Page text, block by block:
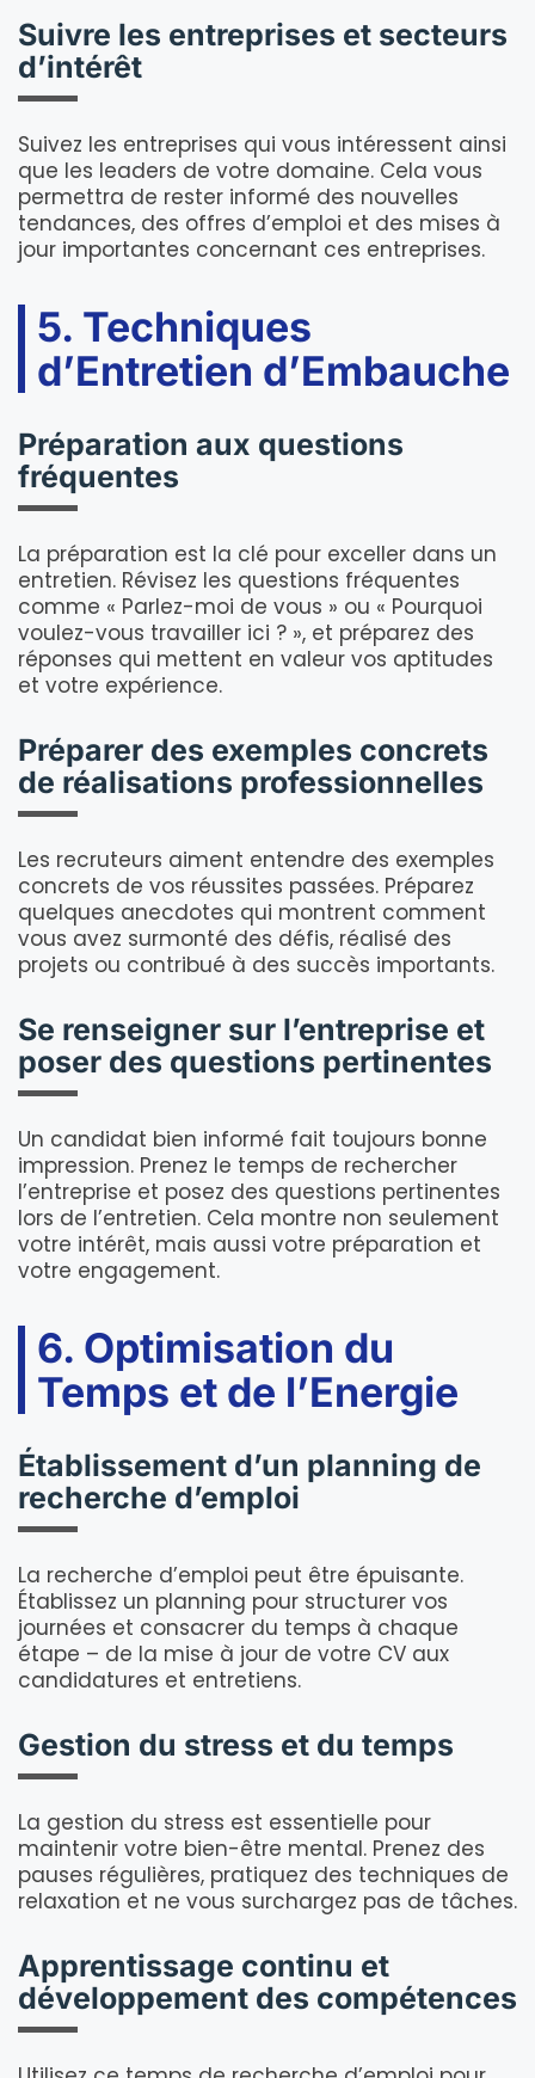
Suivre les entreprises et secteurs
d’intérêt
Suivez les entreprises qui vous intéressent ainsi
que les leaders de votre domaine. Cela vous
permettra de rester informé des nouvelles
tendances, des offres d’emploi et des mises à
jour importantes concernant ces entreprises.
5. Techniques
d’Entretien d’Embauche
Préparation aux questions
fréquentes
La préparation est la clé pour exceller dans un
entretien. Révisez les questions fréquentes
comme « Parlez-moi de vous » ou « Pourquoi
voulez-vous travailler ici ? », et préparez des
réponses qui mettent en valeur vos aptitudes
et votre expérience.
Préparer des exemples concrets
de réalisations professionnelles
Les recruteurs aiment entendre des exemples
concrets de vos réussites passées. Préparez
quelques anecdotes qui montrent comment
vous avez surmonté des défis, réalisé des
projets ou contribué à des succès importants.
Se renseigner sur l’entreprise et
poser des questions pertinentes
Un candidat bien informé fait toujours bonne
impression. Prenez le temps de rechercher
l’entreprise et posez des questions pertinentes
lors de l’entretien. Cela montre non seulement
votre intérêt, mais aussi votre préparation et
votre engagement.
6. Optimisation du
Temps et de l’Energie
Établissement d’un planning de
recherche d’emploi
La recherche d’emploi peut être épuisante.
Établissez un planning pour structurer vos
journées et consacrer du temps à chaque
étape – de la mise à jour de votre CV aux
candidatures et entretiens.
Gestion du stress et du temps
La gestion du stress est essentielle pour
maintenir votre bien-être mental. Prenez des
pauses régulières, pratiquez des techniques de
relaxation et ne vous surchargez pas de tâches.
Apprentissage continu et
développement des compétences